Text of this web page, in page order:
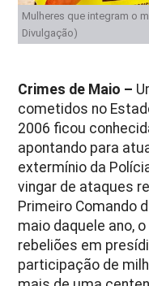
Mulheres que integram o
Divulgação)
Crimes de Maio –
cometidos no
2006 ficou
apontando para
extermínio da
vingar de ataques
Primeiro Comando
maio daquele ano,
rebeliões em
participação de